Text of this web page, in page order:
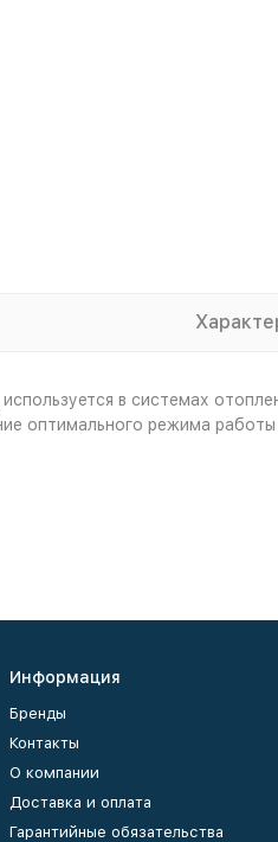
в системах
оптимального режима
Информация
Бренды
Контакты
О компании
Доставка и оплата
Гарантийные обязательства